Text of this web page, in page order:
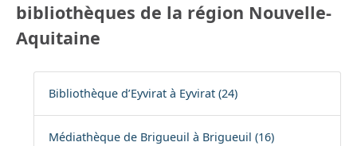
bibliothèques de la région Nouvelle-
Aquitaine
Bibliothèque d’Eyvirat à Eyvirat (24)
Médiathèque de Brigueuil à Brigueuil (16)